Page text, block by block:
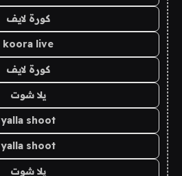
كورة لايف
koora live
كورة لايف
يلا شوت
yalla shoot
yalla shoot
يلا شوت